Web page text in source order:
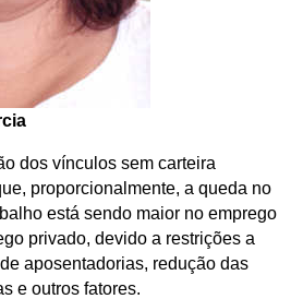
dos vínculos sem carteira
proporcionalmente, a queda no
está sendo maior no emprego
privado, devido a restrições a
aposentadorias, redução das
e outros fatores.